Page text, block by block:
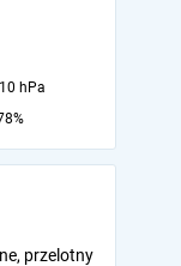
hPa
przelotny